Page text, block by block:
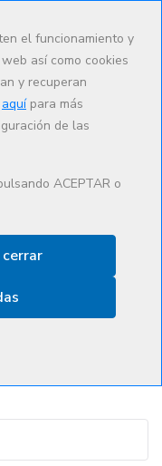
el funcionamiento y
así como cookies
y recuperan
aquípara más
de las
ACEPTAR o